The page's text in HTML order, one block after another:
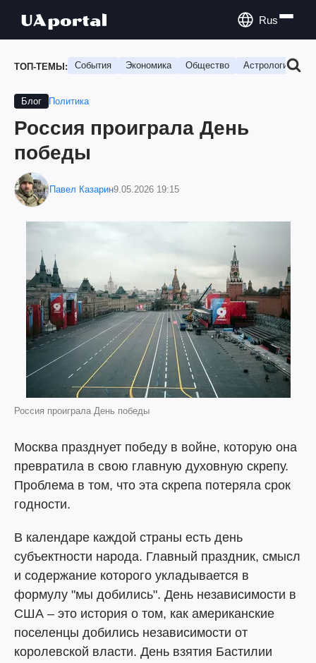
Rus
ТОП-ТЕМЫ: События Экономика Общество Астрология
Блог Политика
Россия проиграла День
победы
Павел Казарин9.05.2026 19:15
Россия проиграла День победы
Москва празднует победу в войне, которую она
превратила в свою главную духовную скрепу.
Проблема в том, что эта скрепа потеряла срок
годности.
В календаре каждой страны есть день
субъектности народа. Главный праздник, смысл
и содержание которого укладывается в
формулу "мы добились". День независимости в
США – это история о том, как американские
поселенцы добились независимости от
королевской власти. День взятия Бастилии